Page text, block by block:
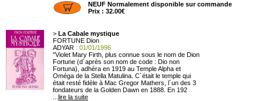
NEUF Normalement disponible sur commande
Prix : 32.00€
> La Cabale mystique
FORTUNE Dion
ADYAR : 01/01/1996
"Violet Mary Firth, plus connue sous le nom de Dion
Fortune (d´après son nom de code : Dio non
Fortuna), adhéra en 1919 au Temple Alpha et
Oméga de la Stella Matulina. C´était le temple qui
était resté fidèle à Mac Gregor Mathers, l´un des 3
fondateurs de la Golden Dawn en 1888. En 192
lire la suite